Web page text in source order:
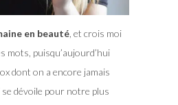
en beauté, et crois moi
mots, puisqu’aujourd’hui
dont on a encore jamais
se dévoile pour notre plus